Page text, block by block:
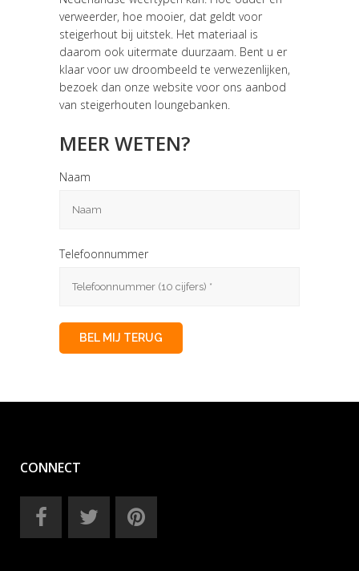
verweerder, hoe mooier, dat geldt voor
steigerhout bij uitstek. Het materiaal is
daarom ook uitermate duurzaam. Bent u er
klaar voor uw droombeeld te verwezenlijken,
bezoek dan onze website voor ons aanbod
van steigerhouten loungebanken.
MEER WETEN?
Naam
Telefoonnummer
CONNECT